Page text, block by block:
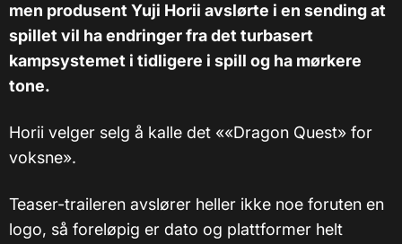
men produsent Yuji Horii avslørte i en sending at
spillet vil ha endringer fra det turbasert
kampsystemet i tidligere i spill og ha mørkere
tone.
Horii velger selg å kalle det ««Dragon Quest» for
voksne».
Teaser-traileren avslører heller ikke noe foruten en
logo, så foreløpig er dato og plattformer helt